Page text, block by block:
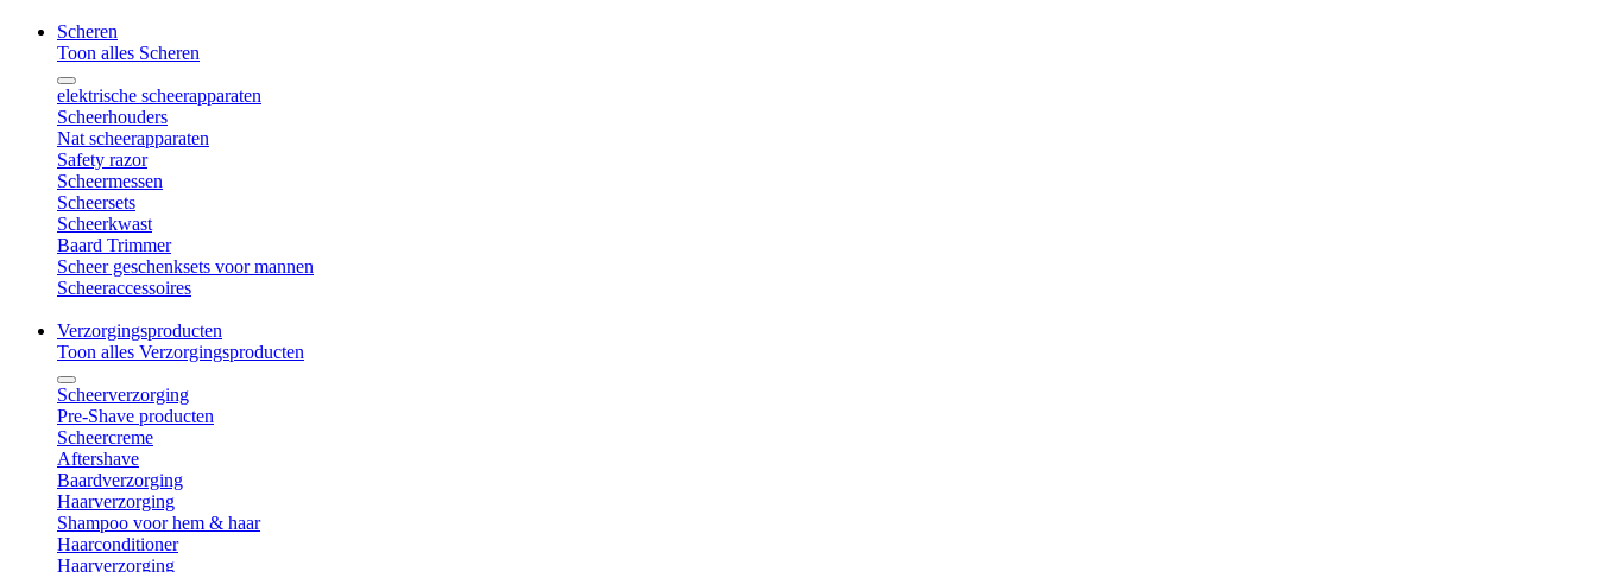
Scheren
Toon alles Scheren
elektrische scheerapparaten
Scheerhouders
Nat scheerapparaten
Safety razor
Scheermessen
Scheersets
Scheerkwast
Baard Trimmer
Scheer geschenksets voor mannen
Scheeraccessoires
Verzorgingsproducten
Toon alles Verzorgingsproducten
Scheerverzorging
Pre-Shave producten
Scheercreme
Aftershave
Baardverzorging
Haarverzorging
Shampoo voor hem & haar
Haarconditioner
Haarverzorging